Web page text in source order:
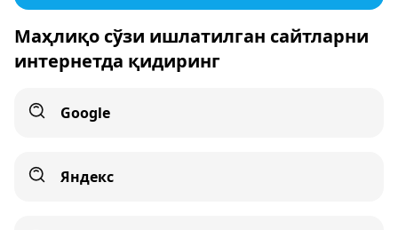
Маҳлиқо сўзи ишлатилган сайтларни
интернетда қидиринг
Google
Яндекс